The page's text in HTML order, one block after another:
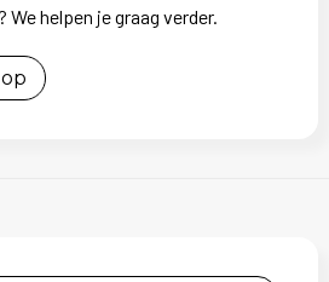
helpen je graag verder.